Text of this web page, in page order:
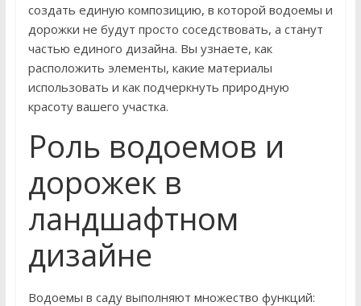
создать единую композицию, в которой водоемы и
дорожки не будут просто соседствовать, а станут
частью единого дизайна. Вы узнаете, как
расположить элементы, какие материалы
использовать и как подчеркнуть природную
красоту вашего участка.
Роль водоемов и
дорожек в
ландшафтном
дизайне
Водоемы в саду выполняют множество функций: